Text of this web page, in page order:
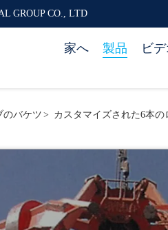
GROUP CO., LTD
家へ 製品 ビ
のバケツ> カスタマイズされた6本